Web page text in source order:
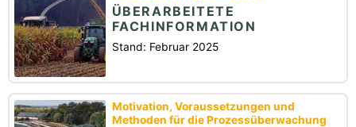
ÜBERARBEITETE
FACHINFORMATION
Stand: Februar 2025
Motivation, Voraussetzungen und
Methoden für die Prozessüberwachung